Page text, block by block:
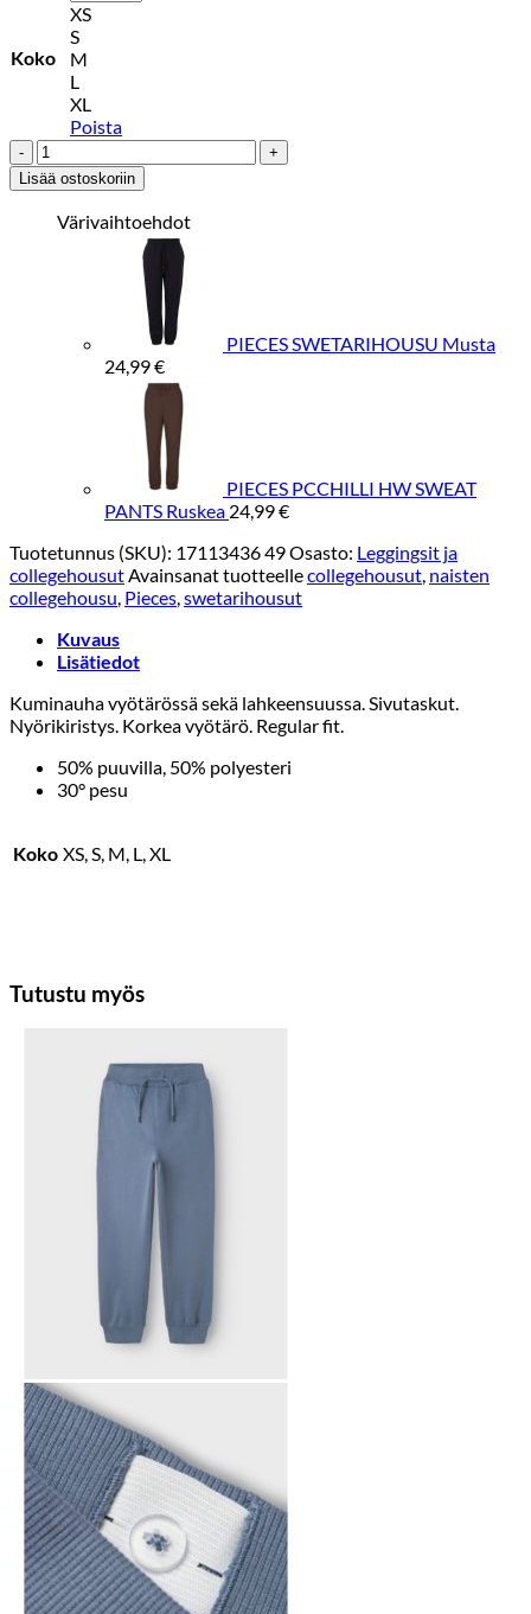
Koko
XS
S
M
L
XL
Poista
PIECES
PCCHILLI
HW
SWEAT
Tummansininen
Lisää ostoskoriin
Värivaihtoehdot
PIECES SWETARIHOUSU Musta
24,99€
PIECES PCCHILLI HW SWEAT
PANTS Ruskea 24,99€
Tuotetunnus (SKU): 17113436 49Osasto: Leggingsit ja
collegehousutAvainsanat tuotteellecollegehousut, naisten
collegehousu, Pieces,swetarihousut
Kuvaus
Lisätiedot
Kuminauha vyötärössä sekä lahkeensuussa. Sivutaskut.
Nyörikiristys. Korkea vyötärö. Regular fit.
50% puuvilla, 50% polyesteri
30° pesu
Koko XS, S, M, L, XL
Tutustu myös